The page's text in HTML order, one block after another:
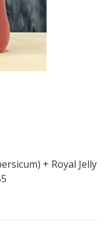
+ Royal Jelly